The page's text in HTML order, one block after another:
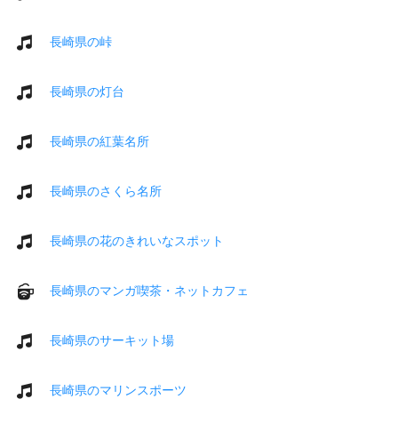
長崎県の峠
長崎県の灯台
長崎県の紅葉名所
長崎県のさくら名所
長崎県の花のきれいなスポット
長崎県のマンガ喫茶・ネットカフェ
長崎県のサーキット場
長崎県のマリンスポーツ